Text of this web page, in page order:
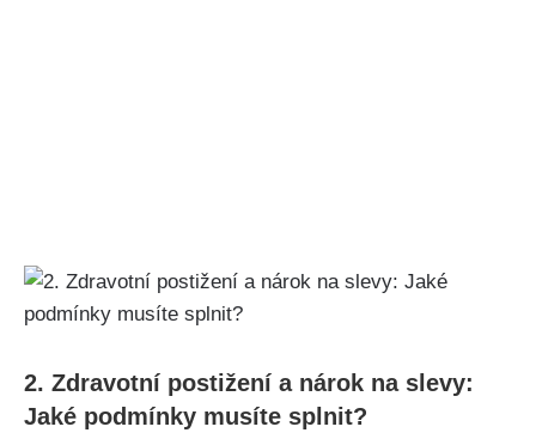
2. Zdravotní postižení a nárok na slevy:
Jaké podmínky musíte splnit?